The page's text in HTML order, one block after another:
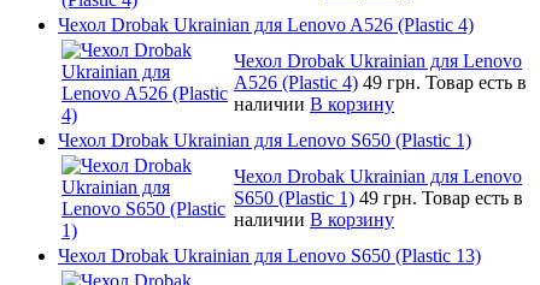
Чехол Drobak Ukrainian для Lenovo A526 (Plastic 4)
Чехол Drobak Ukrainian для Lenovo
A526 (Plastic 4) 49 грн. Товар есть в
наличии В корзину
Чехол Drobak Ukrainian для Lenovo S650 (Plastic 1)
Чехол Drobak Ukrainian для Lenovo
S650 (Plastic 1) 49 грн. Товар есть в
наличии В корзину
Чехол Drobak Ukrainian для Lenovo S650 (Plastic 13)